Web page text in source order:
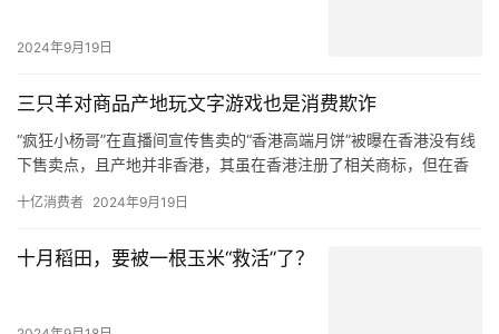
2024年9月19日
三只羊对商品产地玩文字游戏也是消费欺诈
“疯狂小杨哥”在直播间宣传售卖的“香港高端月饼”被曝在香港没有线
下售卖点，且产地并非香港，其虽在香港注册了相关商标，但在香
在粉丝众多的直播间大肆宣传的“香港高端月饼”，却被曝在香港并无
反观“疯狂小杨哥”在直播间宣传售卖的“香港高端月饼”，这些影响力
十亿消费者 2024年9月19日
十月稻田，要被一根玉米“救活”了？